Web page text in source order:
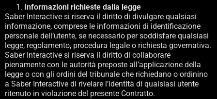
Informazioni richieste dalla legge
Saber Interactive si riserva il diritto di divulgare qualsiasi
informazione, comprese le informazioni di identificazione
personale dell’utente, se necessario per soddisfare qualsiasi
legge, regolamento, procedura legale o richiesta governativa.
Saber Interactive si riserva il diritto di collaborare
pienamente con le autorità preposte all’applicazione della
legge o con gli ordini del tribunale che richiedano o ordinino
a Saber Interactive di rivelare l’identità di qualsiasi utente
ritenuto in violazione del presente Contratto.